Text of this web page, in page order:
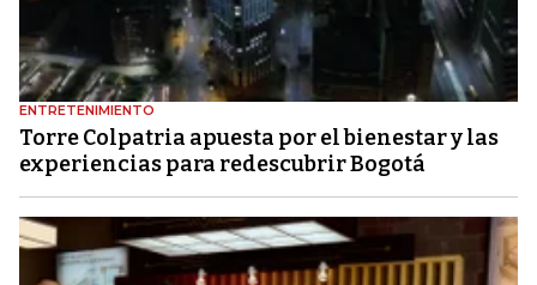
ENTRETENIMIENTO
Torre Colpatria apuesta por el bienestar y las
experiencias para redescubrir Bogotá